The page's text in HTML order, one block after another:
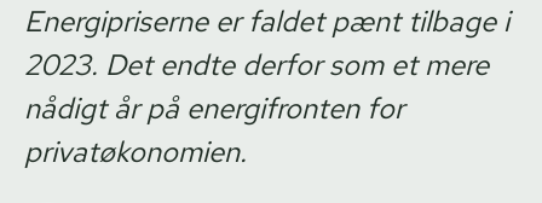
Energipriserne er faldet pænt tilbage i
2023. Det endte derfor som et mere
nådigt år på energifronten for
privatøkonomien.